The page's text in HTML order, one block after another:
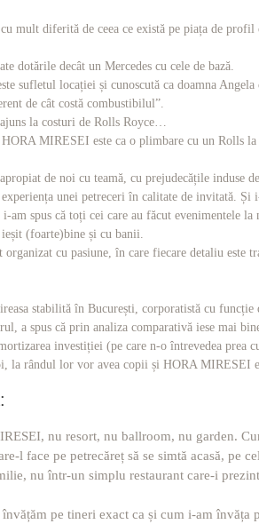
diferită de ceea ce există pe piața de profil
dotările decât un Mercedes cu cele de bază.
sufletul locației și cunoscută ca doamna
de cât costă combustibilul”.
la costuri de Rolls Royce…
MIRESEI este ca o plimbare cu un Rolls
de noi cu teamă, cu prejudecățile induse
unei petreceri în calitate de invitată. Și
spus că toți cei care au făcut evenimentele
(foarte)bine și cu banii.
cu pasiune, în care fiecare detaliu
stabilită în București, corporatistă cu
a spus că prin analiza comparativă iese mai
investiției (pe care n-o întrevedea prea
la rândul lor vor avea copii și HORA MIRESEI
nu resort, nu ballroom, nu garden.
l face pe petrecăreț să se simtă acasă, pe
nu într-un simplu restaurant care-i
pe tineri exact ca și cum i-am